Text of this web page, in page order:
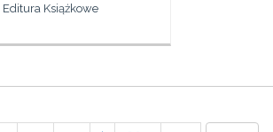
Editura Książkowe